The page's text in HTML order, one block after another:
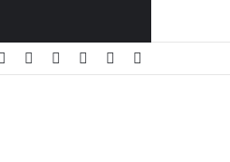
Random
Log
WhatsApp
Instagram
YouTube